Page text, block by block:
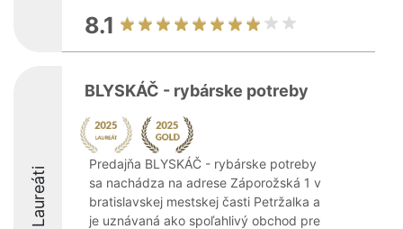
8.1
Laureáti
BLYSKÁČ - rybárske potreby
Predajňa BLYSKÁČ - rybárske potreby
sa nachádza na adrese Záporožská 1 v
bratislavskej mestskej časti Petržalka a
je uznávaná ako spoľahlivý obchod pre